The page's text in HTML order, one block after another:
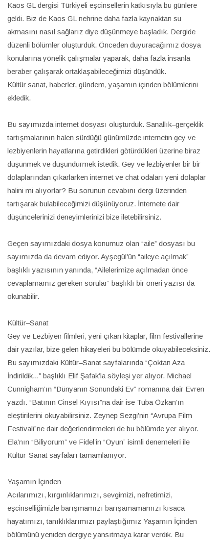
Kaos GL dergisi Türkiyeli eşcinsellerin katkısıyla bu günlere
geldi. Biz de Kaos GL nehrine daha fazla kaynaktan su
akmasını nasıl sağlarız diye düşünmeye başladık. Dergide
düzenli bölümler oluşturduk. Önceden duyuracağımız dosya
konularına yönelik çalışmalar yaparak, daha fazla insanla
beraber çalışarak ortaklaşabileceğimizi düşündük.
Kültür sanat, haberler, gündem, yaşamın içinden bölümlerini
ekledik.
Bu sayımızda internet dosyası oluşturduk. Sanallık–gerçeklik
tartışmalarının halen sürdüğü günümüzde internetin gey ve
lezbiyenlerin hayatlarına getirdikleri götürdükleri üzerine biraz
düşünmek ve düşündürmek istedik. Gey ve lezbiyenler bir bir
dolaplarından çıkarlarken internet ve chat odaları yeni dolaplar
halini mi alıyorlar? Bu sorunun cevabını dergi üzerinden
tartışarak bulabileceğimizi düşünüyoruz. İnternete dair
düşüncelerinizi deneyimlerinizi bize iletebilirsiniz.
Geçen sayımızdaki dosya konumuz olan “aile” dosyası bu
sayımızda da devam ediyor. Ayşegül’ün “aileye açılmak”
başlıklı yazısının yanında, “Ailelerimize açılmadan önce
cevaplamamız gereken sorular” başlıklı bir öneri yazısı da
okunabilir.
Kültür–Sanat
Gey ve Lezbiyen filmleri, yeni çıkan kitaplar, film festivallerine
dair yazılar, bize gelen hikayeleri bu bölümde okuyabileceksiniz.
Bu sayımızdaki Kültür–Sanat sayfalarında “Çoktan Aza
İndirildik...” başlıklı Elif Şafak’la söyleşi yer alıyor. Michael
Cunnigham’ın “Dünyanın Sonundaki Ev” romanına dair Evren
yazdı. “Batının Cinsel Kıyısı”na dair ise Tuba Özkan’ın
eleştirilerini okuyabilirsiniz. Zeynep Sezgi’nin “Avrupa Film
Festivali”ne dair değerlendirmeleri de bu bölümde yer alıyor.
Ela’nın “Biliyorum” ve Fidel’in “Oyun” isimli denemeleri ile
Kültür-Sanat sayfaları tamamlanıyor.
Yaşamın İçinden
Acılarımızı, kırgınlıklarımızı, sevgimizi, nefretimizi,
eşcinselliğimizle barışmamızı barışamamamızı kısaca
hayatımızı, tanıklıklarımızı paylaştığımız Yaşamın İçinden
bölümünü yeniden dergiye yansıtmaya karar verdik. Bu